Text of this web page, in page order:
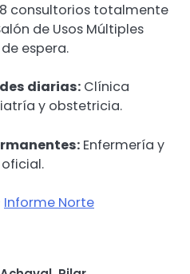
8 consultorios totalmente
de Usos Múltiples
espera.
diarias: Clínica
y obstetricia.
Enfermería y
Informe Norte